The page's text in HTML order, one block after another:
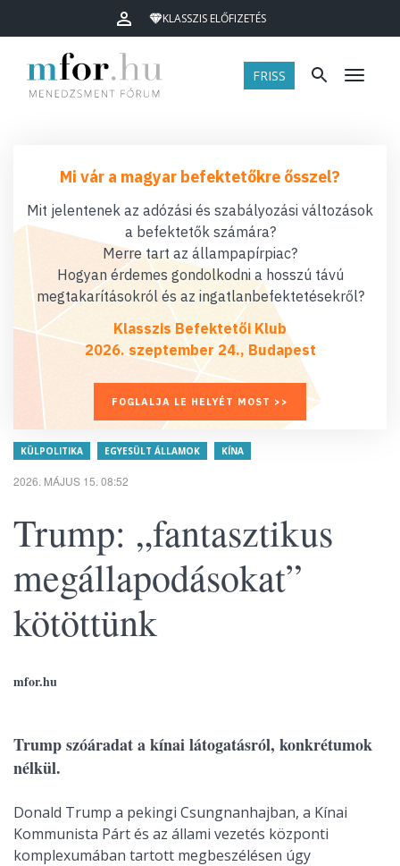
KLASSZIS ELŐFIZETÉS
FRISS Menü
Mi vár a magyar befektetőkre ősszel?
Mit jelentenek az adózási és szabályozási változások
a befektetők számára?
Merre tart az állampapírpiac?
Hogyan érdemes gondolkodni a hosszú távú
megtakarításokról és az ingatlanbefektetésekről?
Klasszis Befektetői Klub
2026. szeptember 24., Budapest
FOGLALJA LE HELYÉT MOST >>
KÜLPOLITIKA EGYESÜLT ÁLLAMOK KÍNA
2026. MÁJUS 15. 08:52
Trump: „fantasztikus
megállapodásokat”
kötöttünk
mfor.hu
Trump szóáradat a kínai látogatásról, konkrétumok
nélkül.
Donald Trump a pekingi Csungnanhajban, a Kínai
Kommunista Párt és az állami vezetés központi
komplexumában tartott megbeszélésen úgy